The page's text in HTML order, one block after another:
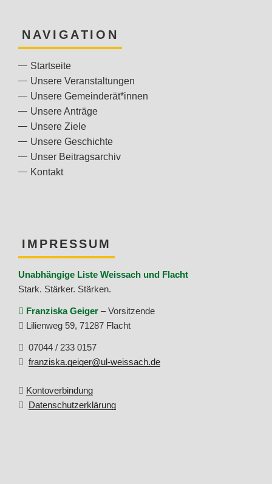
NAVIGATION
Startseite
Unsere Veranstaltungen
Unsere Gemeinderät*innen
Unsere Anträge
Unsere Ziele
Unsere Geschichte
Unser Beitragsarchiv
Kontakt
IMPRESSUM
Unabhängige Liste Weissach und Flacht
Stark. Stärker. Stärken.
Franziska Geiger –Vorsitzende
Lilienweg 59, 71287 Flacht
07044 / 233 0157
franziska.geiger@ul-weissach.de
Kontoverbindung
Datenschutzerklärung